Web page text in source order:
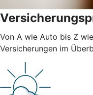
Von A wie Auto bis Z
Versicherungen im